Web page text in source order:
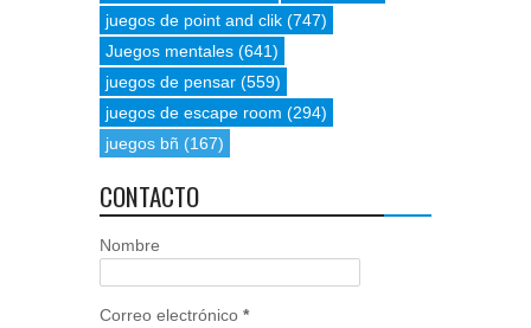
juegos de point and clik (747)
Juegos mentales (641)
juegos de pensar (559)
juegos de escape room (294)
juegos bñ (167)
CONTACTO
Nombre
Correo electrónico *